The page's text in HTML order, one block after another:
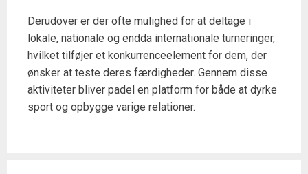
Derudover er der ofte mulighed for at deltage i
lokale, nationale og endda internationale turneringer,
hvilket tilføjer et konkurrenceelement for dem, der
ønsker at teste deres færdigheder. Gennem disse
aktiviteter bliver padel en platform for både at dyrke
sport og opbygge varige relationer.